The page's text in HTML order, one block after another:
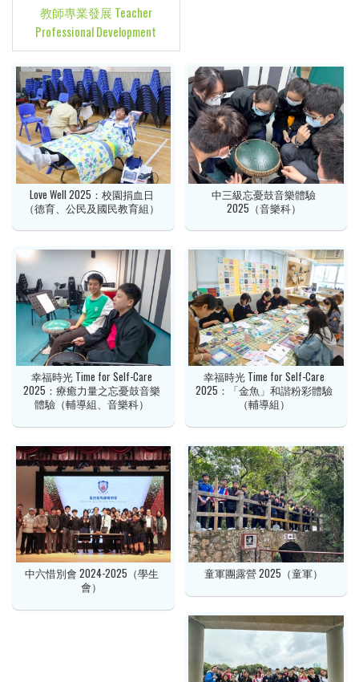
教師專業發展 Teacher
Professional Development
Love Well 2025：校園捐血日
（德育、公民及國民教育組）
中三級忘憂鼓音樂體驗
2025（音樂科）
幸福時光 Time for Self-Care
2025：療癒力量之忘憂鼓音樂
體驗（輔導組、音樂科）
幸福時光 Time for Self-Care
2025：「金魚」和諧粉彩體驗
（輔導組）
中六惜別會 2024-2025（學生
會）
童軍團露營 2025（童軍）